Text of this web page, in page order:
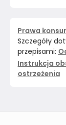
Prawa
Szczegóły
przepisami:
Instrukcja
ostrzeżenia